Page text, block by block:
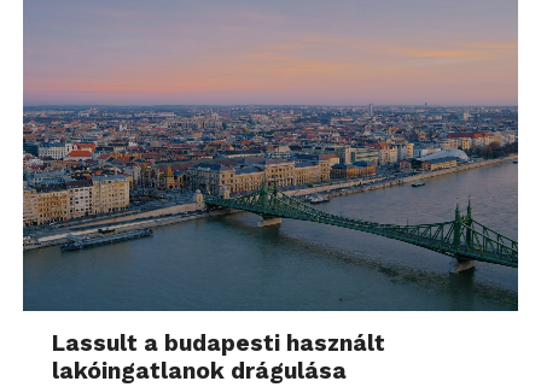
Lassult a budapesti használt
lakóingatlanok drágulása